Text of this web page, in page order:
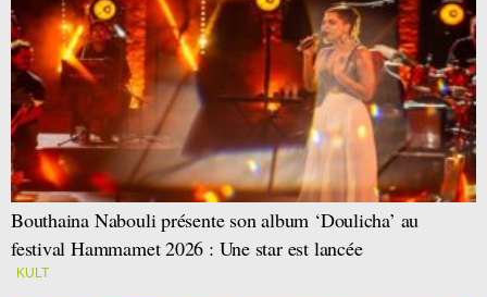
Bouthaina Nabouli présente son album ‘Doulicha’ au
festival Hammamet 2026 : Une star est lancée
KULT